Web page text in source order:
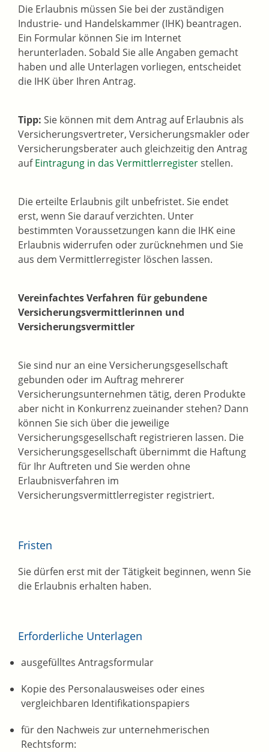
Die Erlaubnis müssen Sie bei der zuständigen
Industrie- und Handelskammer (IHK) beantragen.
Ein Formular können Sie im Internet
herunterladen. Sobald Sie alle Angaben gemacht
haben und alle Unterlagen vorliegen, entscheidet
die IHK über Ihren Antrag.
Tipp: Sie können mit dem Antrag auf Erlaubnis als
Versicherungsvertreter, Versicherungsmakler oder
Versicherungsberater auch gleichzeitig den Antrag
aufEintragung in das Vermittlerregisterstellen.
Die erteilte Erlaubnis gilt unbefristet. Sie endet
erst, wenn Sie darauf verzichten. Unter
bestimmten Voraussetzungen kann die IHK eine
Erlaubnis widerrufen oder zurücknehmen und Sie
aus dem Vermittlerregister löschen lassen.
Vereinfachtes Verfahren für gebundene
Versicherungsvermittlerinnen und
Versicherungsvermittler
Sie sind nur an eine Versicherungsgesellschaft
gebunden oder im Auftrag mehrerer
Versicherungsunternehmen tätig, deren Produkte
aber nicht in Konkurrenz zueinander stehen? Dann
können Sie sich über die jeweilige
Versicherungsgesellschaft registrieren lassen. Die
Versicherungsgesellschaft übernimmt die Haftung
für Ihr Auftreten und Sie werden ohne
Erlaubnisverfahren im
Versicherungsvermittlerregister registriert.
Fristen
Sie dürfen erst mit der Tätigkeit beginnen, wenn Sie
die Erlaubnis erhalten haben.
Erforderliche Unterlagen
ausgefülltes Antragsformular
Kopie des Personalausweises oder eines
vergleichbaren Identifikationspapiers
für den Nachweis zur unternehmerischen
Rechtsform: